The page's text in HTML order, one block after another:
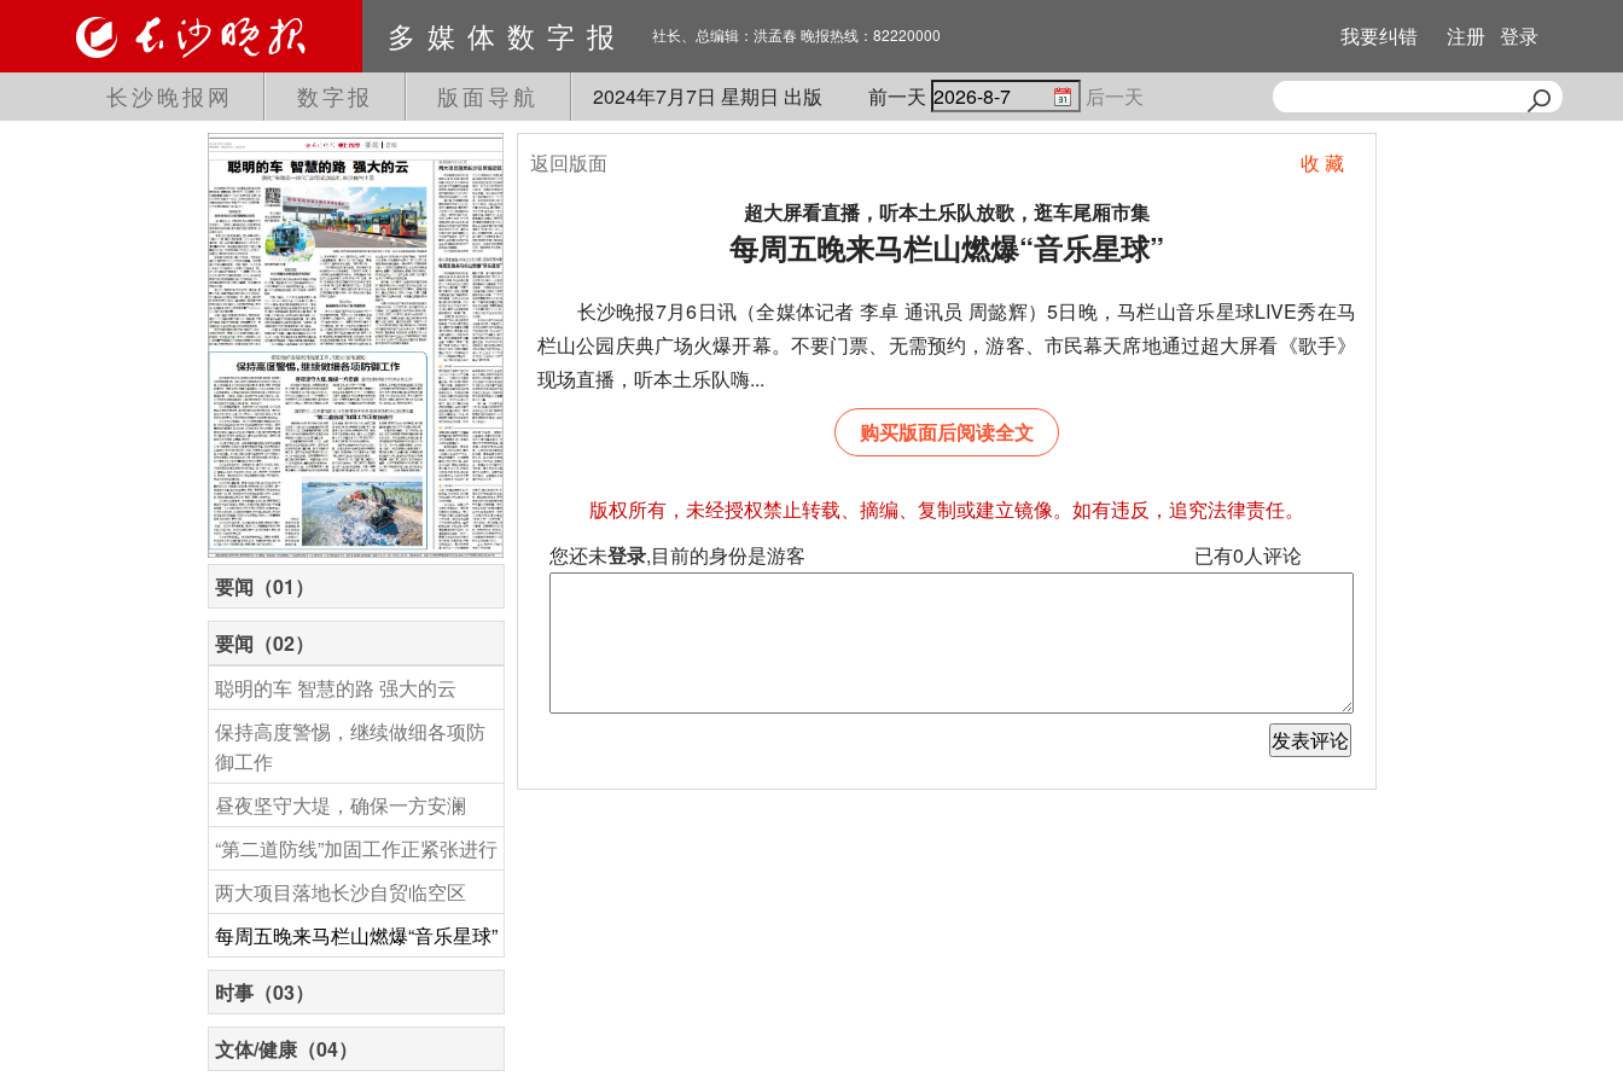
多媒体数字报 社长、总编辑：洪孟春 晚报热线：82220000 我要纠错 注册 登录
长沙晚报网 数字报 版面导航 2024年7月7日 星期日 出版 前一天 后一天
要闻（01）
要闻（02）
聪明的车 智慧的路 强大的云
保持高度警惕，继续做细各项防
御工作
昼夜坚守大堤，确保一方安澜
“第二道防线”加固工作正紧张进行
两大项目落地长沙自贸临空区
每周五晚来马栏山燃爆“音乐星球”
时事（03）
文体/健康（04）
返回版面
收 藏
超大屏看直播，听本土乐队放歌，逛车尾厢市集
每周五晚来马栏山燃爆“音乐星球”
长沙晚报7月6日讯（全媒体记者 李卓 通讯员 周懿辉）5日晚，马栏山音乐星球LIVE秀在马
栏山公园庆典广场火爆开幕。不要门票、无需预约，游客、市民幕天席地通过超大屏看《歌手》
现场直播，听本土乐队嗨...
购买版面后阅读全文
版权所有，未经授权禁止转载、摘编、复制或建立镜像。如有违反，追究法律责任。
您还未登录,目前的身份是游客 已有0人评论